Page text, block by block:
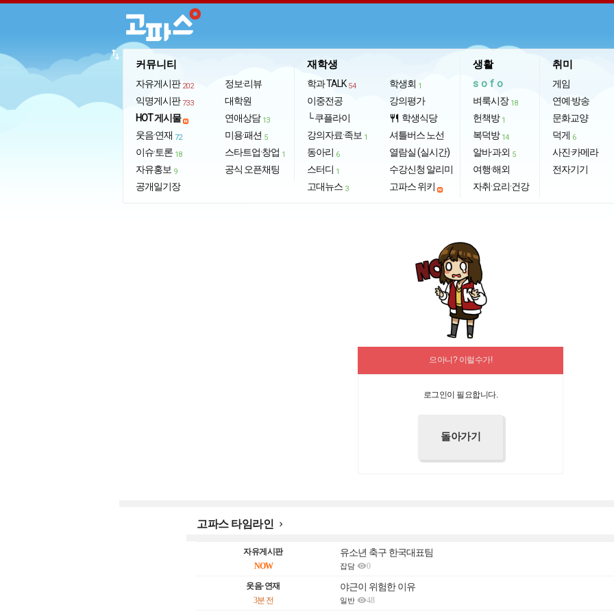
커뮤니티
자유게시판 202
익명게시판 733
HOT 게시물
웃음·연재 72
이슈·토론 18
자유홍보 9
공개일기장
정보·리뷰
대학원
연애상담 13
미용·패션 5
스타트업·창업 1
공식 오픈채팅
재학생
학과 TALK 54
이중전공
└ 쿠플라이
강의자료·족보 1
동아리 6
스터디 1
고대뉴스 3
학생회 1
강의평가
restaurant 학생식당
셔틀버스 노선
열람실 (실시간)
수강신청 알리미
고파스 위키
생활
sofo
벼룩시장 18
헌책방 1
복덕방 14
알바·과외 5
여행·해외
자취·요리·건강
취미
게임
연예·방송
문화교양
덕게 6
사진·카메라
전자기기
import_export
으아니? 이럴수가!
로그인이 필요합니다.
고파스 타임라인 
자유게시판 유소년 축구 한국대표팀
NOW 잡담 0
웃음·연재 야근이 위험한 이유
3분 전 일반 48